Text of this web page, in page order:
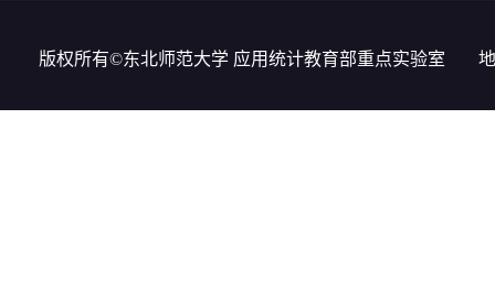
版权所有©东北师范大学 应用统计教育部重点实验室